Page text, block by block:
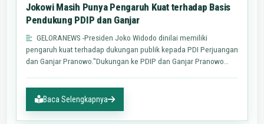
Jokowi Masih Punya Pengaruh Kuat terhadap Basis
Pendukung PDIP dan Ganjar
GELORANEWS -Presiden Joko Widodo dinilai memiliki
pengaruh kuat terhadap dukungan publik kepada PDI Perjuangan
dan Ganjar Pranowo."Dukungan ke PDIP dan Ganjar Pranowo
Baca Selengkapnya